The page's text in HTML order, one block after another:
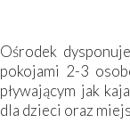
Ośrodek
pokojami 2-3
pływającym jak
dla dzieci oraz